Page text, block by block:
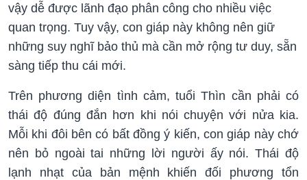
vậy dễ được lãnh đạo phân công cho nhiều việc
quan trọng. Tuy vậy, con giáp này không nên giữ
những suy nghĩ bảo thủ mà cần mở rộng tư duy, sẵn
sàng tiếp thu cái mới.
Trên phương diện tình cảm, tuổi Thìn cần phải có
thái độ đúng đắn hơn khi nói chuyện với nửa kia.
Mỗi khi đôi bên có bất đồng ý kiến, con giáp này chớ
nên bỏ ngoài tai những lời người ấy nói. Thái độ
lạnh nhạt của bản mệnh khiến đối phương tổn